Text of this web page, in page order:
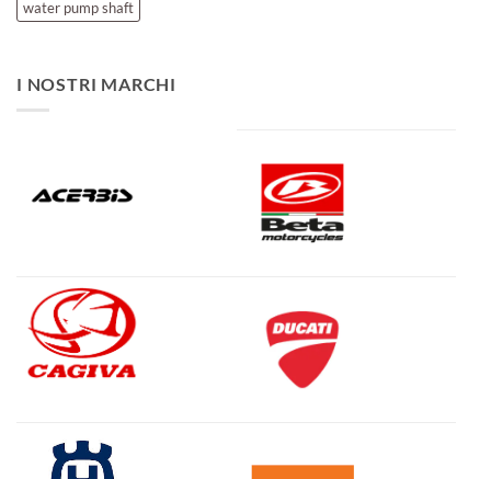
water pump shaft
I NOSTRI MARCHI